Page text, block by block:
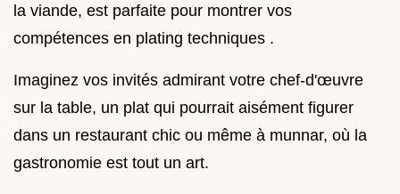
la viande, est parfaite pour montrer vos
compétences en plating techniques .
Imaginez vos invités admirant votre chef-d'œuvre
sur la table, un plat qui pourrait aisément figurer
dans un restaurant chic ou même à munnar, où la
gastronomie est tout un art.